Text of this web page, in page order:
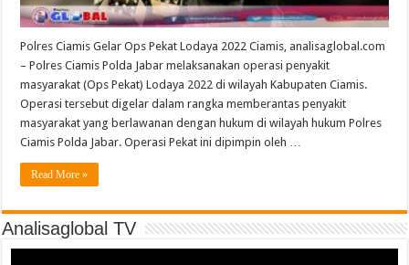
Polres Ciamis Gelar Ops Pekat Lodaya 2022 Ciamis, analisaglobal.com
– Polres Ciamis Polda Jabar melaksanakan operasi penyakit
masyarakat (Ops Pekat) Lodaya 2022 di wilayah Kabupaten Ciamis.
Operasi tersebut digelar dalam rangka memberantas penyakit
masyarakat yang berlawanan dengan hukum di wilayah hukum Polres
Ciamis Polda Jabar. Operasi Pekat ini dipimpin oleh …
Read More »
Analisaglobal TV